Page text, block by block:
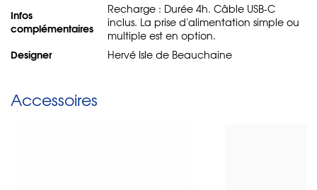
Infos
complémentaires
Recharge : Durée 4h. Câble USB-C
inclus. La prise d'alimentation simple ou
multiple est en option.
Designer Hervé Isle de Beauchaine
Accessoires